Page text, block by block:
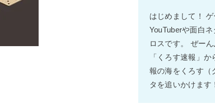
はじめまして！ ゲ
YouTuberや面白
ロスです。 ぜー
「くろす速報」
報の海をくろす（
タを追いかけます